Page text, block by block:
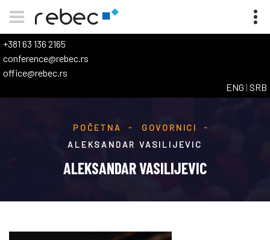
+381 63 136 2165
conference@rebec.rs
office@rebec.rs
ENG | SRB
POČETNA
GOVORNICI
ALEKSANDAR VASILIJEVIC
ALEKSANDAR VASILIJEVIC